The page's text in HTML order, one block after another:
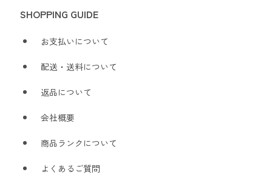
SHOPPING GUIDE
お支払いについて
配送・送料について
返品について
会社概要
商品ランクについて
よくあるご質問